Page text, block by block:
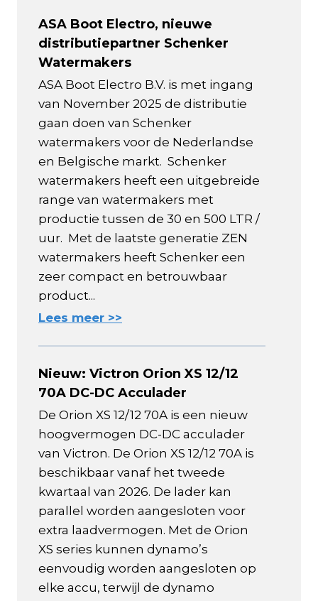
ASA Boot Electro, nieuwe
distributiepartner Schenker
Watermakers
ASA Boot Electro B.V. is met ingang
van November 2025 de distributie
gaan doen van Schenker
watermakers voor de Nederlandse
en Belgische markt. Schenker
watermakers heeft een uitgebreide
range van watermakers met
productie tussen de 30 en 500 LTR /
uur. Met de laatste generatie ZEN
watermakers heeft Schenker een
zeer compact en betrouwbaar
product...
Lees meer >>
Nieuw: Victron Orion XS 12/12
70A DC-DC Acculader
De Orion XS 12/12 70A is een nieuw
hoogvermogen DC-DC acculader
van Victron. De Orion XS 12/12 70A is
beschikbaar vanaf het tweede
kwartaal van 2026. De lader kan
parallel worden aangesloten voor
extra laadvermogen. Met de Orion
XS series kunnen dynamo’s
eenvoudig worden aangesloten op
elke accu, terwijl de dynamo